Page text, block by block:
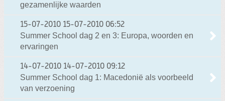
gezamenlijke waarden
15-07-2010 15-07-2010 06:52
Summer School dag 2 en 3: Europa, woorden en
ervaringen
14-07-2010 14-07-2010 09:12
Summer School dag 1: Macedonië als voorbeeld
van verzoening